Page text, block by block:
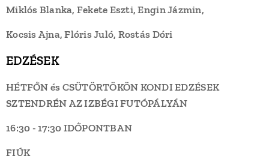
Miklós Blanka, Fekete Eszti, Engin Jázmin,
Kocsis Ajna, Flóris Juló, Rostás Dóri
EDZÉSEK
HÉTFŐN és CSÜTÖRTÖKÖN KONDI EDZÉSEK
SZTENDRÉN AZ IZBÉGI FUTÓPÁLYÁN
16:30 - 17:30 IDŐPONTBAN
FIÚK